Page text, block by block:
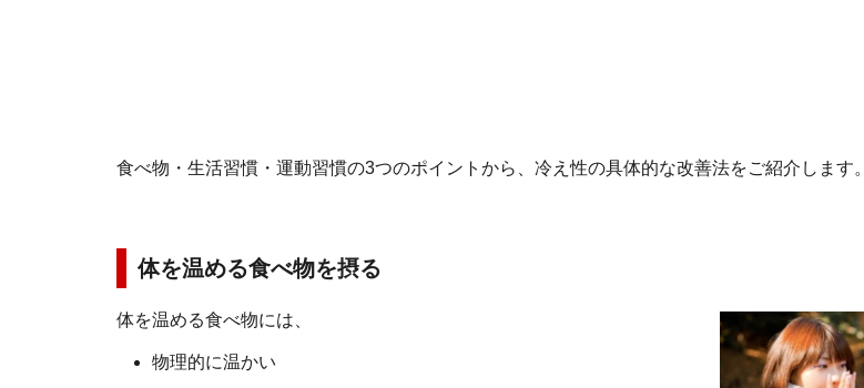
食べ物・生活習慣・運動習慣の3つのポイントから、冷え性の具体的な改善法をご紹介します。
体を温める食べ物を摂る
体を温める食べ物には、
物理的に温かい